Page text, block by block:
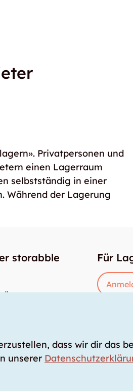
Privatpersonen und
einen Lagerraum
selbstständig in einer
Während der Lagerung
storabble Für
dass wir dir das
unserer